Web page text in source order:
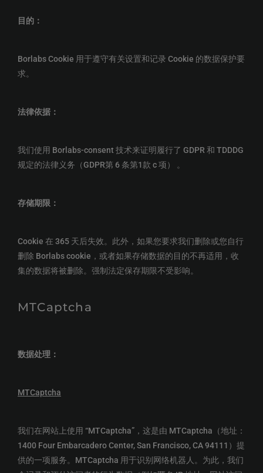
目的：
Borlabs Cookie 用于遵守有关设置和记录 Cookie 的数据保护要
求。
法律依据：
我们使用 Borlabs-consent 技术来证明履行了 GDPR 和 TDDDG
规定的法律义务（GDPR第 6 条第1款 c 项） 。
存储期限：
Cookie 在 365 天后失效。此外，如果您要求我们删除或您自行
删除 Borlabs cookie，或者如果存储数据的目的不再适用，收
集的数据将被删除。强制法定保存期限不受影响。
MTCaptcha
数据处理：
MTCaptcha
我们在网站上使用 “MTCaptcha”，这是由 MTCaptcha（地址：
1400 Four Embarcadero Center, San Francisco, CA 94111）提
供的一项服务。MTCaptcha 用于识别网络机器人。为此，我们